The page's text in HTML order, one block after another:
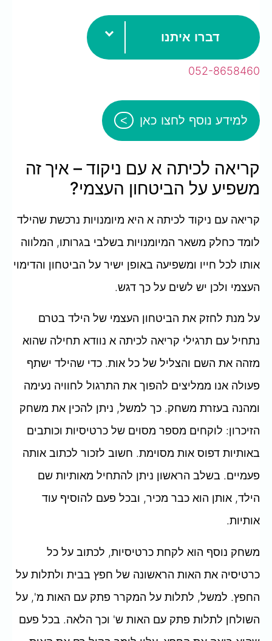
דברו איתנו
052-8658460
למידע נוסף לחצו כאן
קריאה לכיתה א עם ניקוד – איך זה
משפיע על הביטחון העצמי?
קריאה עם ניקוד לכיתה א היא מיומנויות נרכשת שהילד
לומד כחלק משאר המיומנויות בשלבי בגרותו, המלווה
אותו לכל חייו ומשפיעה באופן ישיר על הביטחון והדימוי
העצמי ולכן יש לשים על כך דגש.
על מנת לחזק את הביטחון העצמי של הילד בטרם
נתחיל עם תרגילי קריאה לכיתה א נוודא תחילה שהוא
מזהה את השם והצליל של כל אות. כדי שהילד ישתף
פעולה אנו ממליצים להפוך את התרגול לחוויה נעימה
ומהנה בעזרת משחק. כך למשל, ניתן להכין את משחק
הזיכרון: לוקחים מספר מסוים של כרטיסיות וכותבים
באותיות דפוס אות מסוימת. חשוב לזכור לכתוב אותה
פעמיים. בשלב הראשון ניתן להתחיל מאותיות שם
הילד, אותן הוא כבר מכיר, ובכל פעם להוסיף עוד
אותיות.
משחק נוסף הוא לקחת כרטיסיות, לכתוב על כל
כרטיסיה את האות הראשונה של חפץ בבית ולתלות על
החפץ. למשל, לתלות על המקרר פתק עם האות מ', על
השולחן לתלות פתק עם האות ש' וכך הלאה. בכל פעם